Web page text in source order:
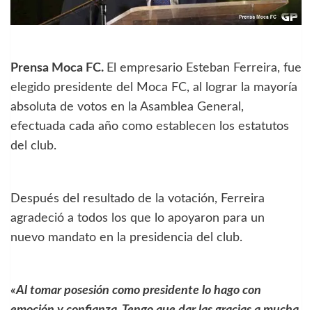
Prensa Moca FC. El empresario Esteban Ferreira, fue
elegido presidente del Moca FC, al lograr la mayoría
absoluta de votos en la Asamblea General,
efectuada cada año como establecen los estatutos
del club.
Después del resultado de la votación, Ferreira
agradeció a todos los que lo apoyaron para un
nuevo mandato en la presidencia del club.
«Al tomar posesión como presidente lo hago con